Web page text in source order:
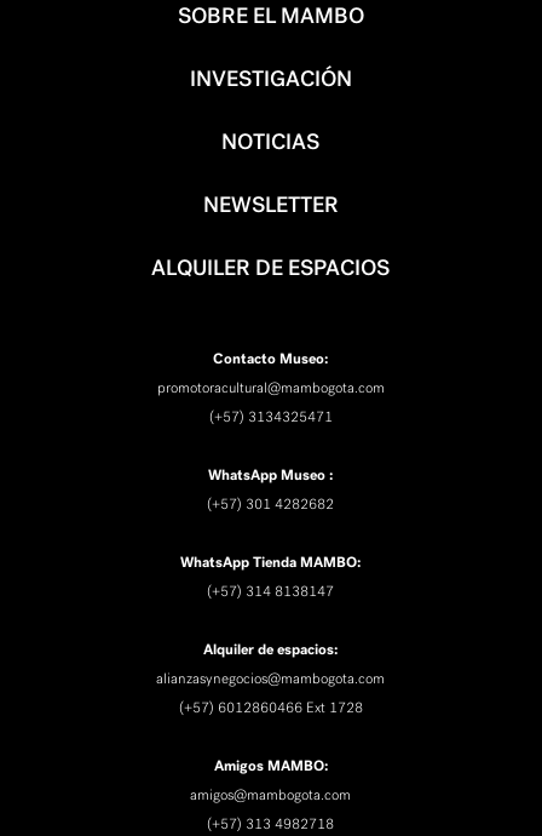
SOBRE EL MAMBO
INVESTIGACIÓN
NOTICIAS
NEWSLETTER
ALQUILER DE ESPACIOS
Contacto Museo:
promotoracultural@mambogota.com
(+57) 3134325471
WhatsApp Museo :
(+57) 301 4282682
WhatsApp Tienda MAMBO:
(+57) 314 8138147
Alquiler de espacios:
alianzasynegocios@mambogota.com
(+57) 6012860466 Ext 1728
Amigos MAMBO:
amigos@mambogota.com
(+57) 313 4982718